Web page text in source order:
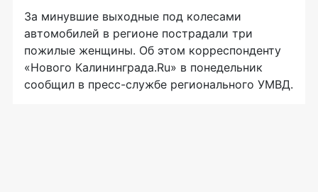
За минувшие выходные под колесами
автомобилей в регионе пострадали три
пожилые женщины. Об этом корреспонденту
«Нового Калининграда.Ru» в понедельник
сообщил в пресс-службе регионального УМВД.